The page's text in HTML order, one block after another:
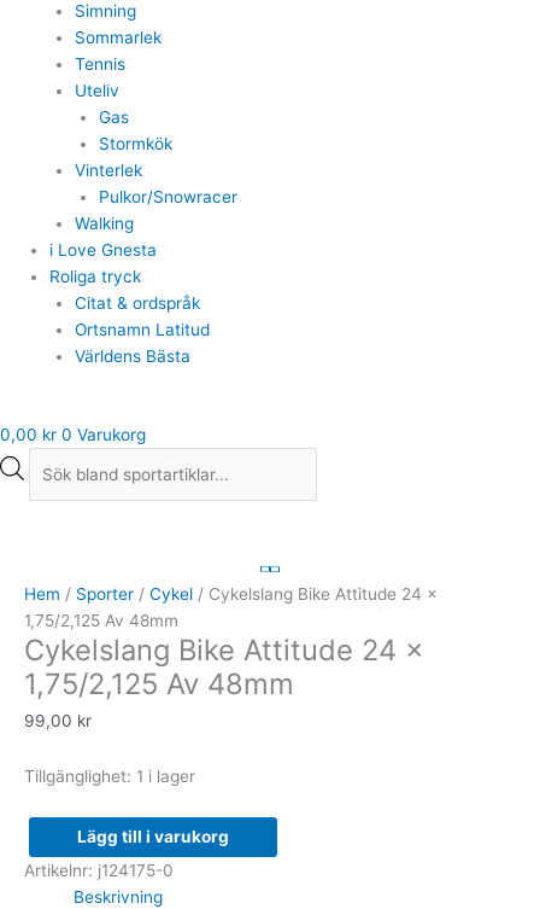
Simning
Sommarlek
Tennis
Uteliv
Gas
Stormkök
Vinterlek
Pulkor/Snowracer
Walking
i Love Gnesta
Roliga tryck
Citat & ordspråk
Ortsnamn Latitud
Världens Bästa
0,00 kr 0 Varukorg
Hem / Sporter / Cykel / Cykelslang Bike Attitude 24 x
1,75/2,125 Av 48mm
Cykelslang Bike Attitude 24 x
1,75/2,125 Av 48mm
99,00 kr
Tillgänglighet: 1 i lager
Attitude
24
x
1,75/2,125
Av
48mm
Lägg till i varukorg
Artikelnr: j124175-0
Beskrivning